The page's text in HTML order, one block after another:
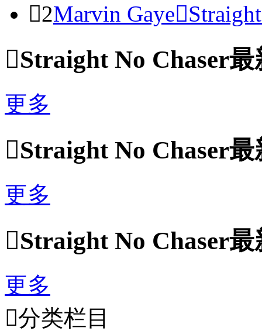
2Marvin Gaye
Straight No Chaser
更多
Straight No Chaser
更多
Straight No Chaser
更多
分类栏目